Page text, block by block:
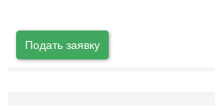
Подать заявку